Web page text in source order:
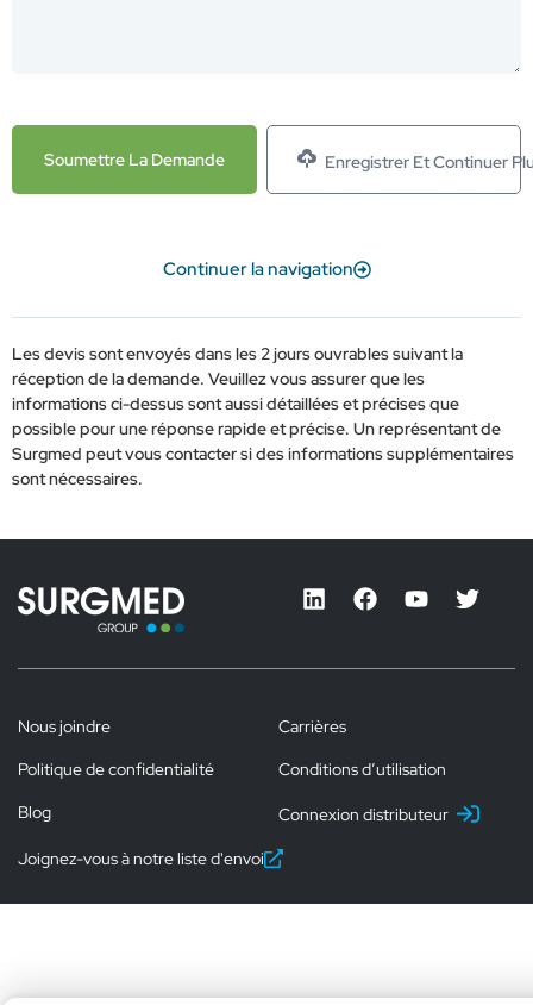
Enregistrer Et Continuer
Continuer la navigation
Les devis sont envoyés dans les 2 jours ouvrables suivant la
réception de la demande. Veuillez vous assurer que les
informations ci-dessus sont aussi détaillées et précises que
possible pour une réponse rapide et précise. Un représentant de
Surgmed peut vous contacter si des informations supplémentaires
sont nécessaires.
Nous joindre
Carrières
Politique de confidentialité
Conditions d’utilisation
Blog
Connexion distributeur
Joignez-vous à notre liste d'envoi